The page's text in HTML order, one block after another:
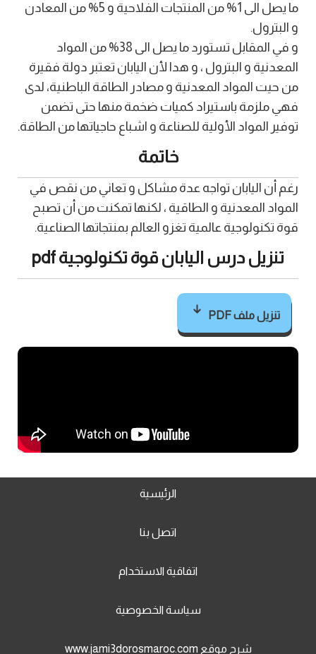
ما يصل الى 1% من المنتجات الفلاحية و 5% من المعادن
و البترول.
و في المقابل تستورد ما يصل الى 38% من المواد
المعدنية و البترول ، و هدا لأن اليابان تعتبر دولة فقيرة
من حيت المواد المعدنية و مصادر الطاقة الباطنية، لدى
فهي ملزمة باستيراد كميات ضخمة منها حتى تضمن
توفير المواد الأولية للصناعة و اشباع حاجياتها من الطاقة.
خاتمة
رغم أن اليابان تواجه عدة مشاكل و تعاني من نقص في
المواد المعدنية و الطاقية ، لكنها تمكنت من أن تصبح
قوة تكنولوجية عالمية تغزو العالم بمنتجاتها الصناعية.
تنزيل درس اليابان قوة تكنولوجية pdf
تنزيل ملف PDF
الرئيسية
اتصل بنا
اتفاقية الاستخدام
سياسة الخصوصية
شرح موقع www.jami3dorosmaroc.com